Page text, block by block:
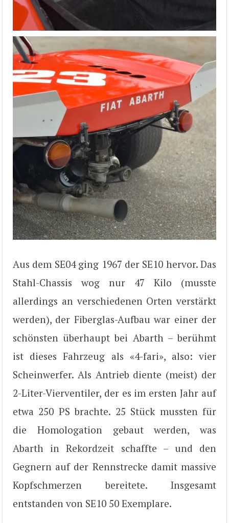
Aus dem SE04 ging 1967 der SE10 hervor. Das
Stahl-Chassis wog nur 47 Kilo (musste
allerdings an verschiedenen Orten verstärkt
werden), der Fiberglas-Aufbau war einer der
schönsten überhaupt bei Abarth – berühmt
ist dieses Fahrzeug als «4-fari», also: vier
Scheinwerfer. Als Antrieb diente (meist) der
2-Liter-Vierventiler, der es im ersten Jahr auf
etwa 250 PS brachte. 25 Stück mussten für
die Homologation gebaut werden, was
Abarth in Rekordzeit schaffte – und den
Gegnern auf der Rennstrecke damit massive
Kopfschmerzen bereitete. Insgesamt
entstanden von SE10 50 Exemplare.